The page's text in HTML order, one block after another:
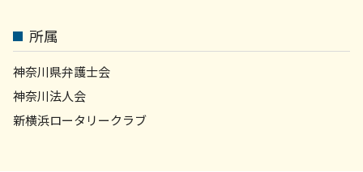
所属
神奈川県弁護士会
神奈川法人会
新横浜ロータリークラブ